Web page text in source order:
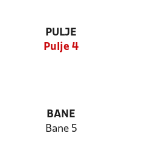
PULJE
Pulje 4
BANE
Bane 5